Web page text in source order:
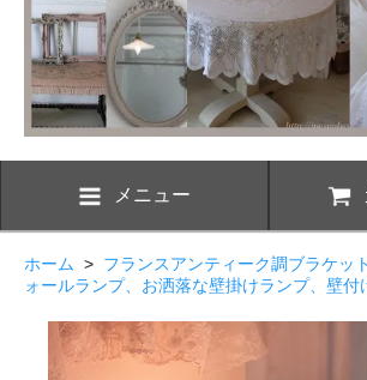
メニュー
ホーム > フランスアンティーク調ブラケッ
ォールランプ、お洒落な壁掛けランプ、壁付